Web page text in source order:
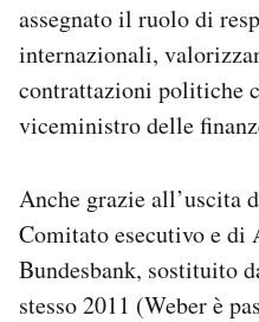
assegnato il ruolo di
internazionali,
contrattazioni politiche
viceministro delle
Anche grazie all’uscita
Comitato esecutivo e di
Bundesbank, sostituito
stesso 2011 (Weber è